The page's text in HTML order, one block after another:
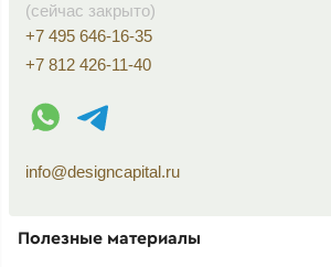
(сейчас закрыто)
+7 495 646-16-35
+7 812 426-11-40
WhatsApp контакт
Telegram контакт
info@designcapital.ru
Полезные материалы